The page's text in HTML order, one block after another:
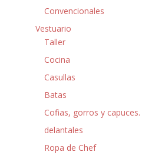
Convencionales
Vestuario
Taller
Cocina
Casullas
Batas
Cofias, gorros y capuces.
delantales
Ropa de Chef